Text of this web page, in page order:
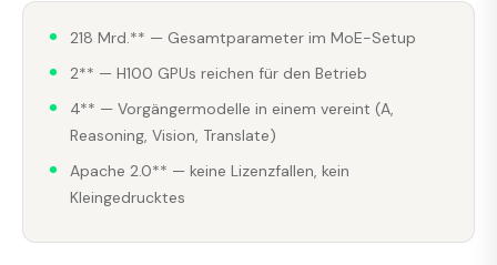
218 Mrd.** — Gesamtparameter im MoE-Setup
2** — H100 GPUs reichen für den Betrieb
4** — Vorgängermodelle in einem vereint (A,
Reasoning, Vision, Translate)
Apache 2.0** — keine Lizenzfallen, kein
Kleingedrucktes